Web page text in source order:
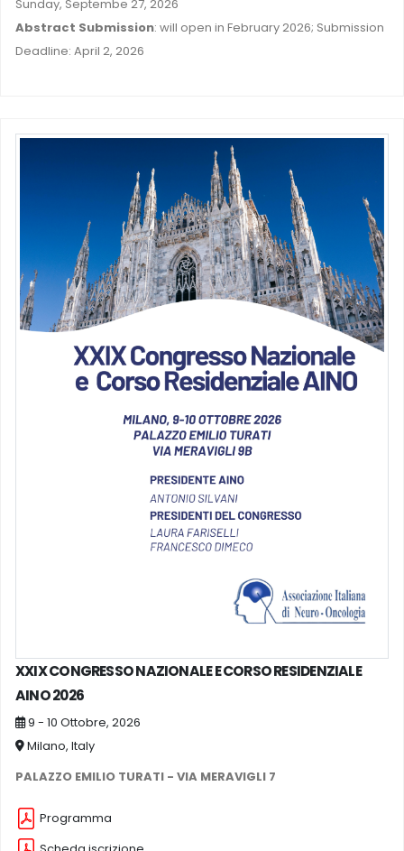
Sunday, Septembe 27, 2026
Abstract Submission: will open in February 2026; Submission
Deadline: April 2, 2026
XXIX CONGRESSO NAZIONALE E CORSO RESIDENZIALE
AINO 2026
9 - 10 Ottobre, 2026
Milano, Italy
PALAZZO EMILIO TURATI - VIA MERAVIGLI 7
Programma